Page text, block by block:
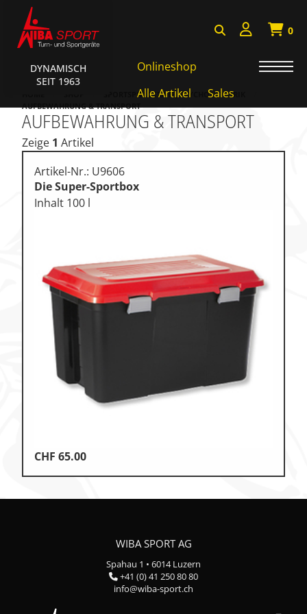
DYNAMISCH
SEIT 1963
0
Onlineshop
Alle Artikel
Sales
Badminton, Faustball
Basketball Systeme
Funball
Kampfsport
Klettern
Objekteinrichtungen
Sportspielgeräte,
Psychomotorik
Therapiebedarf
Volleyball, Beachvolleyball
Wassersport
SPORTSPIELGERÄTE, PSYCHOMOTORIK
AUFBEWAHRUNG & TRANSPORT
AUFBEWAHRUNG & TRANSPORT
Zeige 1 Artikel
Artikel-Nr.: U9606
Die Super-Sportbox
Inhalt 100 l
CHF 65.00
WIBA SPORT AG
Spahau 1 • 6014 Luzern
+41 (0) 41 250 80 80
info@wiba-sport.ch